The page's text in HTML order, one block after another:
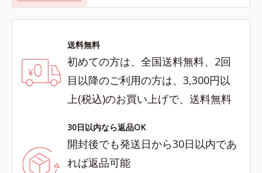
送料無料
初めての方は、全国送料無料、2回
目以降のご利用の方は、3,300円以
上(税込)のお買い上げで、送料無料
30日以内なら返品OK
開封後でも発送日から30日以内であ
れば返品可能